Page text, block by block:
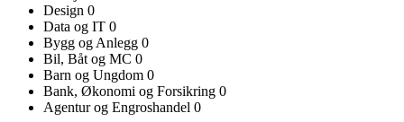
Design 0
Data og IT 0
Bygg og Anlegg 0
Bil, Båt og MC 0
Barn og Ungdom 0
Bank, Økonomi og Forsikring 0
Agentur og Engroshandel 0